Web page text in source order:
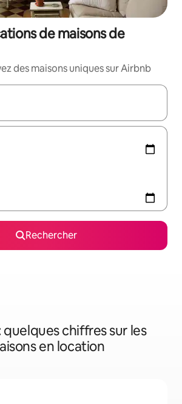
de maisons de
des maisons uniques sur Airbnb
s'affichent, utilisez les flèches vers le
Rechercher
quelques chiffres sur les
en location